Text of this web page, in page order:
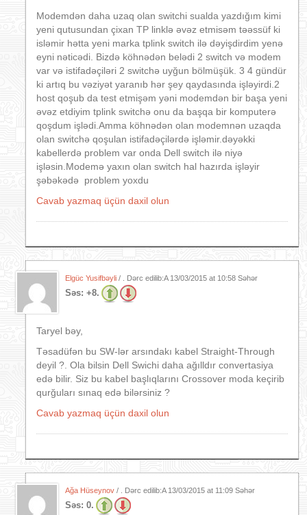
Modemdən daha uzaq olan switchi sualda yazdığım kimi
yeni qutusundan çixan TP linklə əvəz etmisəm təəssüf ki
isləmir hətta yeni marka tplink switch ilə dəyişdirdim yenə
eyni nəticədi. Bizdə köhnədən belədi 2 switch və modem
var və istifadəçiləri 2 switchə uyğun bölmüşük. 3 4 gündür
ki artıq bu vəziyət yaranıb hər şey qaydasında işləyirdi.2
host qoşub da test etmişəm yəni modemdən bir başa yeni
əvəz etdiyim tplink switchə onu da başqa bir komputerə
qoşdum işlədi.Amma köhnədən olan modemnən uzaqda
olan switchə qoşulan istifadəçilərdə işləmir.dəyəkki
kabellerdə problem var onda Dell switch ilə niyə
işləsin.Modemə yaxın olan switch hal hazırda işləyir
şəbəkədə problem yoxdu
Cavab yazmaq üçün daxil olun
Elgüc Yusifbəyli / . Dərc edilib:A 13/03/2015 at 10:58 Səhər
Səs: +8.
Taryel bəy,
Təsadüfən bu SW-lər arsındakı kabel Straight-Through
deyil ?. Ola bilsin Dell Swichi daha ağılldır convertasiya
edə bilir. Siz bu kabel başlıqlarını Crossover moda keçirib
qurğuları sınaq edə bilərsiniz ?
Cavab yazmaq üçün daxil olun
Ağa Hüseynov / . Dərc edilib:A 13/03/2015 at 11:09 Səhər
Səs: 0.